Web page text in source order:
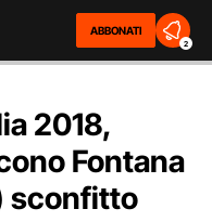
ABBONATI
2
2018,
Fontana
sconfitto